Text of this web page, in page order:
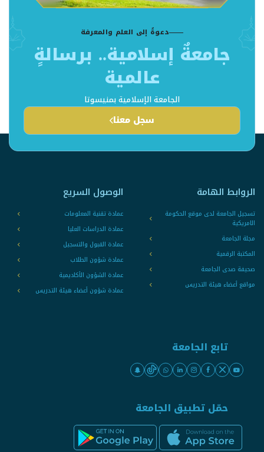
دعوةٌ إلى العلم والمعرفة
جامعةٌ إسلامية.. برسالةٍ
عالمية
الجامعة الإسلامية بمنيسوتا
سجل معنا
الروابط الهامة
تسجيل الجامعة لدى موقع الحكومة
الامريكية
مجلة الجامعة
المكتبة الرقمية
صحيفة صدى الجامعة
مواقع أعضاء هيئة التدريس
الوصول السريع
عمادة تقنية المعلومات
عمادة الدراسات العليا
عمادة القبول والتسجيل
عمادة شؤون الطلاب
عمادة الشؤون الأكاديمية
عمادة شؤون أعضاء هيئة التدريس
تابع الجامعة
حمّل تطبيق الجامعة